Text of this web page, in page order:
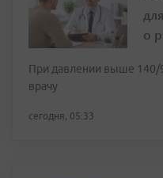
о
При давлении выше 140/
врачу
сегодня, 05:33